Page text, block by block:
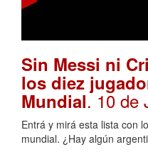
Sin Messi ni
los diez
Mundial. 10 de
Entrá y mirá esta lista con
mundial. ¿Hay algún